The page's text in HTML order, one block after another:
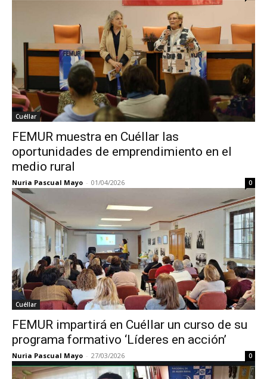
Cuéllar
FEMUR muestra en Cuéllar las
oportunidades de emprendimiento en el
medio rural
Nuria Pascual Mayo - 01/04/2026 0
Cuéllar
FEMUR impartirá en Cuéllar un curso de su
programa formativo ‘Líderes en acción’
Nuria Pascual Mayo - 27/03/2026 0